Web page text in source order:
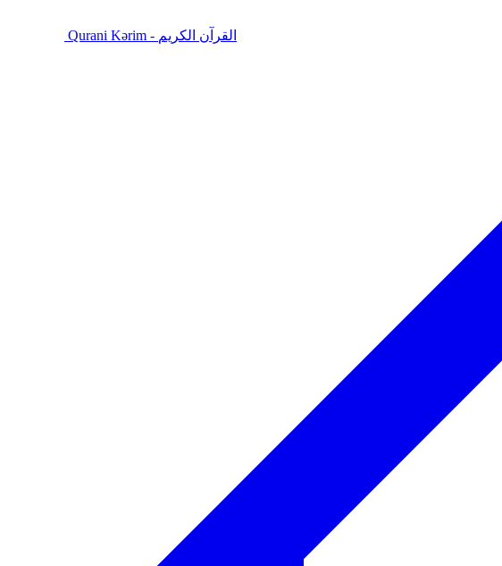
Qurani Kərim - القرآن الكريم